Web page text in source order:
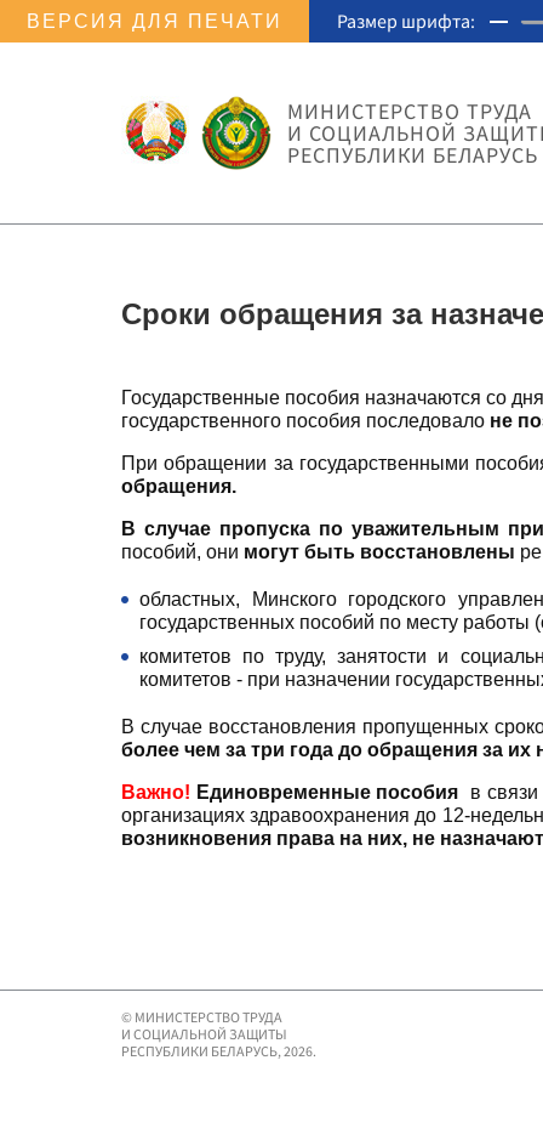
ВЕРСИЯ ДЛЯ ПЕЧАТИ Размер шрифта:
МИНИСТЕРСТВО ТРУДА
И СОЦИАЛЬНОЙ
РЕСПУБЛИКИ БЕЛАРУСЬ
Сроки обращения за
Государственные пособия назначаются со
государственного пособия последовало не
При обращении за государственными
обращения.
В случае пропуска по уважительным
пособий, они могут быть восстановлены
областных, Минского городского
государственных пособий по месту
комитетов по труду, занятости и
комитетов - при назначении
В случае восстановления пропущенных
более чем за три года до обращения за их
Важно! Единовременные пособия в
организациях здравоохранения до 12-
возникновения права на них, не
© МИНИСТЕРСТВО ТРУДА
И СОЦИАЛЬНОЙ ЗАЩИТЫ
РЕСПУБЛИКИ БЕЛАРУСЬ, 2026.